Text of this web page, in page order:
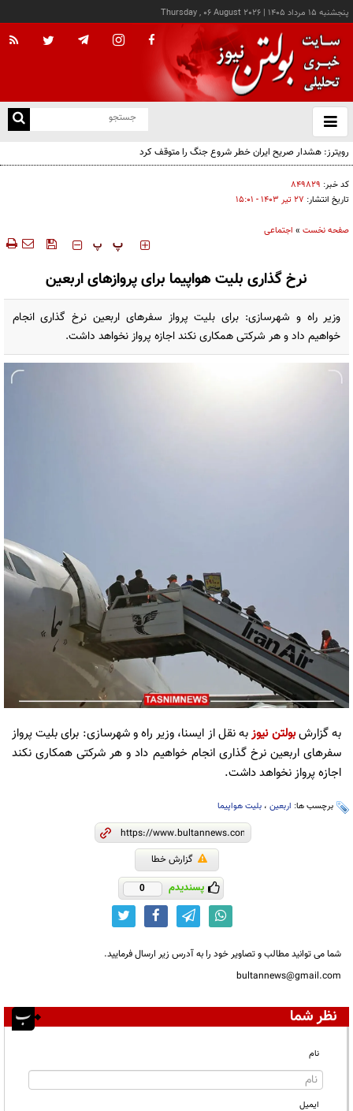
پنجشنبه ۱۵ مرداد ۱۴۰۵ |
Thursday , 06 August 2026
باز
و
رویترز: هشدار صریح ایران خطر شروع جنگ را متوقف کرد
کد خبر: ۸۴۹۸۲۹
تاریخ انتشار: ۲۷ تير ۱۴۰۳ - ۱۵:۰۱
صفحه نخست » اجتماعی
‍‍‍ پ پ
نرخ گذاری بلیت هواپیما برای پروازهای اربعین
وزیر راه و شهرسازی: برای بلیت پرواز سفرهای اربعین نرخ گذاری انجام
خواهیم داد و هر شرکتی همکاری نکند اجازه پرواز نخواهد داشت.
به گزارشبولتن نیوزبه نقل از ایسنا، وزیر راه و شهرسازی: برای بلیت پرواز
سفرهای اربعین نرخ گذاری انجام خواهیم داد و هر شرکتی همکاری نکند
اجازه پرواز نخواهد داشت.
برچسب ها: اربعین ، بلیت هواپیما
گزارش خطا
پسندیدم 0
شما می توانید مطالب و تصاویر خود را به آدرس زیر ارسال فرمایید.
bultannews@gmail.com
نظر شما
نام
ایمیل